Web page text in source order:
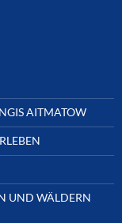
AITMATOW
UND WÄLDERN